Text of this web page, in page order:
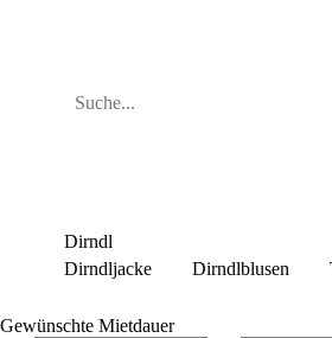
Dirndl
Dirndljacke
Dirndlblusen
Gewünschte Mietdauer